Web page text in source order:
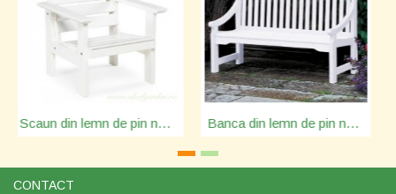
Banca din lemn de pin nordic - Borgholm - 1403777 Canapea din lemn de pin nordic - Amelia - culoarea mierii - 45336
CONTACT